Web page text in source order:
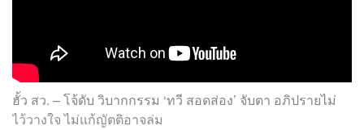
ฮั้ว สว. – โจ้ดับ วิบากกรรม ‘ทวี สอดส่อง’ จับตา อภิปรายไม่
ไว้วางใจ ไม่แก้ญัตติอาจล่ม